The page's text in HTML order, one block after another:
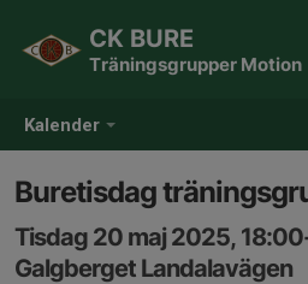
Kalender
CK BURE
Träningsgrupper Motion
Buretisdag
Tisdag 20 maj 2025,
Galgberget Landalavägen